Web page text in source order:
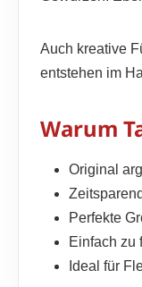
Auch kreative
entstehen im
Warum
Original
Perfekte
Einfach zu
Ideal für